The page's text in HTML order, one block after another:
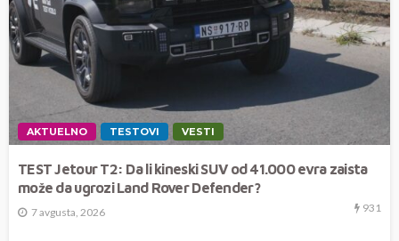
AKTUELNO TESTOVI VESTI
TEST Jetour T2: Da li kineski SUV od 41.000 evra zaista
može da ugrozi Land Rover Defender?
7 avgusta, 2026 931